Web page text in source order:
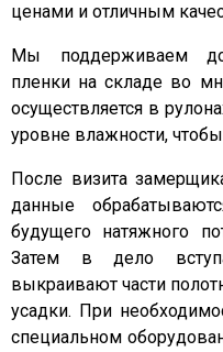
ценами и отличным
Мы поддерживаем
пленки на складе во
осуществляется в
уровне влажности,
После визита
данные
будущего натяжного
Затем в дело
выкраивают части
усадки. При
специальном